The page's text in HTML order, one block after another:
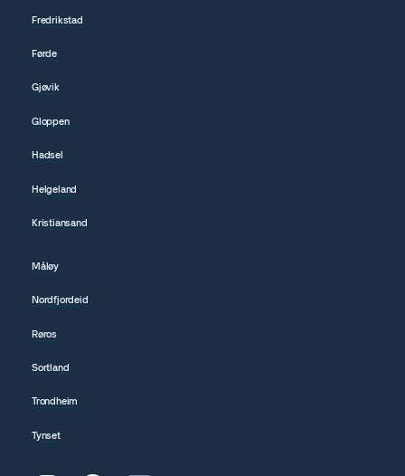
Fredrikstad
Førde
Gjøvik
Gloppen
Hadsel
Helgeland
Kristiansand
Måløy
Nordfjordeid
Røros
Sortland
Trondheim
Tynset